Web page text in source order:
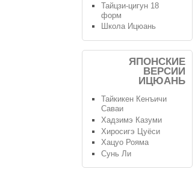
Тайцзи-цигун 18
форм
Школа Ицюань
ЯПОНСКИЕ
ВЕРСИИ
ИЦЮАНЬ
Тайкикен Кенъичи
Саваи
Хадзимэ Казуми
Хиросигэ Цуёси
Хацуо Рояма
Сунь Ли